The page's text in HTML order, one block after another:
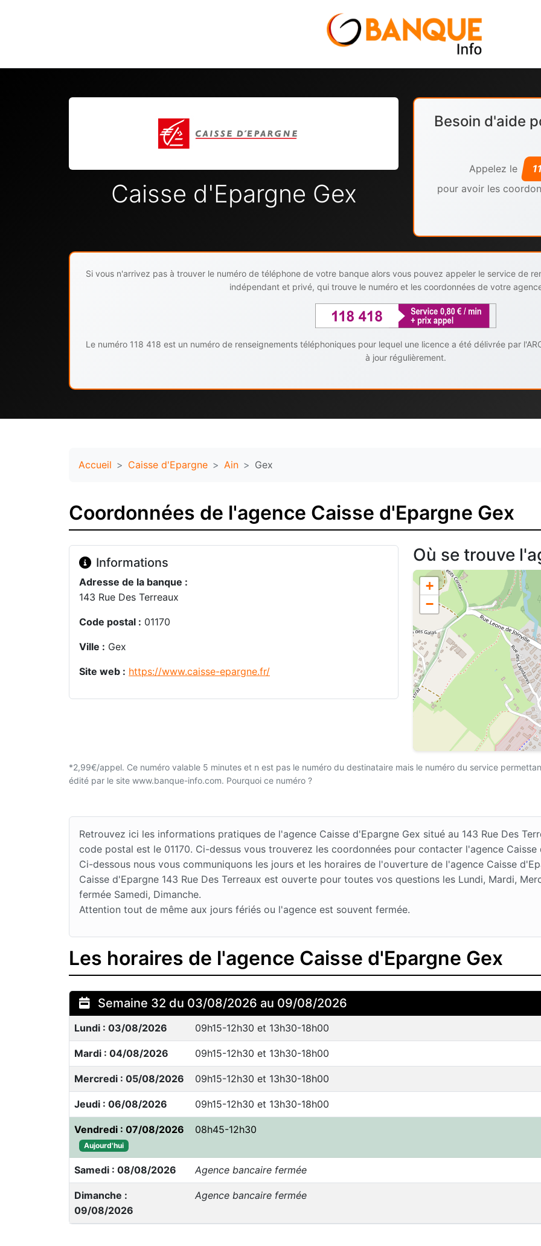
Caisse d'Epargne Gex
Besoin d'aide
Appelez le
pour avoir les
Si vous n'arrivez pas à trouver le numéro de téléphone de votre banque alors vous pouvez appeler le service de
indépendant et privé, qui trouve le numéro et les coordonnées de votre
Le numéro 118 418 est un numéro de renseignements téléphoniques pour lequel une licence a été délivrée par
à jour régulièrement.
Accueil Caisse d'Epargne Ain Gex
Coordonnées de l'agence Caisse d'Epargne Gex
Informations
Adresse de la banque :
143 Rue Des Terreaux
Code postal : 01170
Ville : Gex
Site web : https://www.caisse-epargne.fr/
Où se trouve
+
−
*2,99€/appel. Ce numéro valable 5 minutes et n est pas le numéro du destinataire mais le numéro du service
édité par le site www.banque-info.com. Pourquoi ce numéro ?
Retrouvez ici les informations pratiques de l'agence Caisse d'Epargne Gex situé au 143 Rue Des
code postal est le 01170. Ci-dessus vous trouverez les coordonnées pour contacter l'agence
Ci-dessous nous vous communiquons les jours et les horaires de l'ouverture de l'agence Caisse
Caisse d'Epargne 143 Rue Des Terreaux est ouverte pour toutes vos questions les Lundi, Mardi,
fermée Samedi, Dimanche.
Attention tout de même aux jours fériés ou l'agence est souvent fermée.
Les horaires de l'agence Caisse d'Epargne Gex
Semaine 32 du 03/08/2026 au 09/08/2026
Lundi : 03/08/2026 09h15-12h30 et 13h30-18h00
Mardi : 04/08/2026 09h15-12h30 et 13h30-18h00
Mercredi : 05/08/2026 09h15-12h30 et 13h30-18h00
Jeudi : 06/08/2026 09h15-12h30 et 13h30-18h00
Vendredi : 07/08/2026
Aujourd'hui
08h45-12h30
Samedi : 08/08/2026 Agence bancaire fermée
Dimanche :
09/08/2026
Agence bancaire fermée